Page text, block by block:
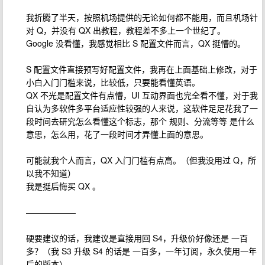
我折腾了半天，按照机场提供的无论如何都不能用，而且机场针
对 Q，并没有 QX 出教程，教程差不多上一个世纪了。
Google 没看懂，我感觉相比 S 配置文件而言，QX 挺懵的。
S 配置文件直接预写好配置文件，我再在上面基础上修改，对于
小白入门门槛来说，比较低，只要能看懂英语。
QX 不光是配置文件有点懵，UI 互动界面也完全看不懂，对于我
自认为多软件多平台适应性较强的人来说，这软件足足花我了一
段时间去研究怎么看懂这个标志，那个 规则、分流等等 是什么
意思，怎么用，花了一段时间才弄懂上面的意思。
可能就我个人而言，QX 入门门槛有点高。（但我没用过 Q，所
以我不知道）
我是挺后悔买 QX 。
——————
硬要建议的话，我建议是直接用回 S4，升级价好像还是 一百
多？（我 S3 升级 S4 的话是 一百多，一年订阅，永久使用一年